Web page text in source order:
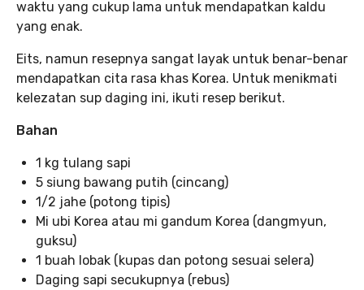
waktu yang cukup lama untuk mendapatkan kaldu
yang enak.
Eits, namun resepnya sangat layak untuk benar-benar
mendapatkan cita rasa khas Korea. Untuk menikmati
kelezatan sup daging ini, ikuti resep berikut.
Bahan
1 kg tulang sapi
5 siung bawang putih (cincang)
1/2 jahe (potong tipis)
Mi ubi Korea atau mi gandum Korea (dangmyun,
guksu)
1 buah lobak (kupas dan potong sesuai selera)
Daging sapi secukupnya (rebus)